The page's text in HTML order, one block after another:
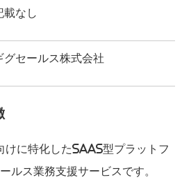
載なし
グセールス株式会社
けに特化したSaaS型プラットフ
ルス業務支援サービスです。